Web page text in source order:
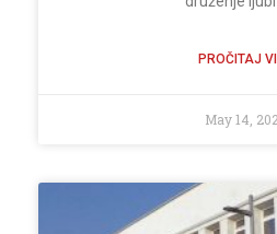
PROČITAJ
May 14,